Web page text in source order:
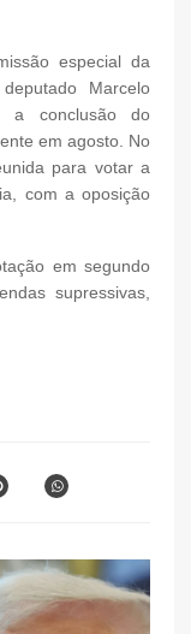
especial da
Marcelo
a conclusão do
em agosto. No
para votar a
com a oposição
em segundo
supressivas,